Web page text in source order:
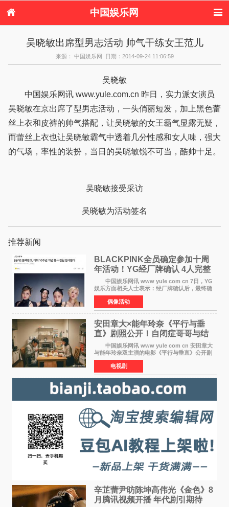
中国娱乐网
电视剧
演唱会 综艺节目
偶像活动
吴晓敏出席型男志活动 帅气干练女王范儿
来源： 中国娱乐网 日期：2014-09-24 11:06:59
吴晓敏
中国娱乐网讯 www.yule.com.cn 昨日，实力派女演员
吴晓敏在京出席了型男志活动，一头俏丽短发，加上黑色蕾
丝上衣和皮裤的帅气搭配，让吴晓敏的女王霸气显露无疑，
而蕾丝上衣也让吴晓敏霸气中透着几分性感和女人味，强大
的气场，率性的装扮，当日的吴晓敏锐不可当，酷帅十足。
吴晓敏接受采访
吴晓敏为活动签名
推荐新闻
BLACKPINK全员确定参加十周
年活动！YG经厂牌确认 4人完整
体合体成行
中国娱乐网讯 www yule com cn 7日，YG
娱乐方面相关人士表示：经厂牌确认后，最终确
定4名成员均将出席。YG方面最终确认了智秀、
JENNIE、ROS&Eacute;、LISA四位
BLACKPINK成员全员出席，使组
偶像活动
安田章大×能年玲奈《平行与垂
直》剧照公开！自闭症哥哥与结
婚前夕妹妹直面未来
中国娱乐网讯 www yule com cn 安田章大
与能年玲奈双主演的电影《平行与垂直》公开剧
照，该片将于8月28日上映。 本片围绕患有自
闭症谱系障碍的哥哥大贵（安田章大 饰）与即将
结婚的妹妹
电视剧
辛芷蕾尹昉陈坤高伟光《金色》8
月腾讯视频开播 年代剧引期待